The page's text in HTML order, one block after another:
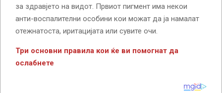
за здравјето на видот. Првиот пигмент има некои
анти-воспалителни особини кои можат да ја намалат
отежнатоста, иритацијата или сувите очи.
Три основни правила кои ќе ви помогнат да
ослабнете